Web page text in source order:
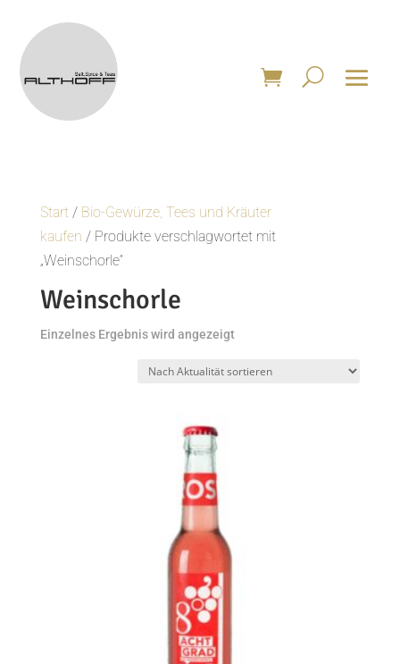
Start/ Bio-Gewürze, Tees und Kräuter
kaufen / Produkte verschlagwortet mit
„Weinschorle“
Weinschorle
Einzelnes Ergebnis wird angezeigt